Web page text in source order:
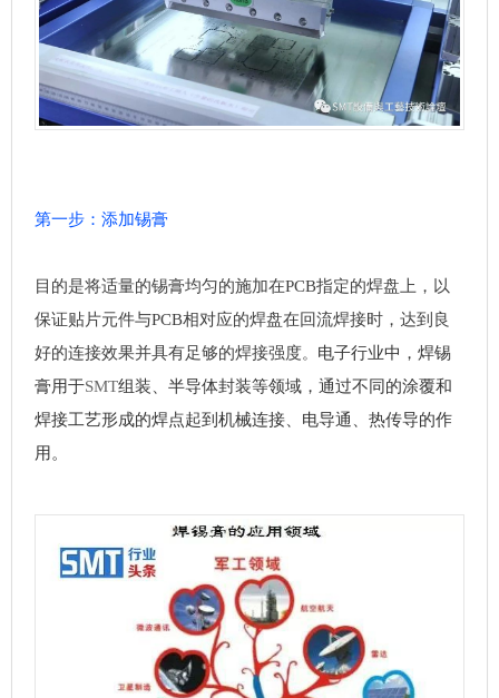
第一步：添加锡膏
目的是将适量的锡膏均匀的施加在PCB指定的焊盘上，以
保证贴片元件与PCB相对应的焊盘在回流焊接时，达到良
好的连接效果并具有足够的焊接强度。 电子行业中，焊锡
膏用于SMT组装、半导体封装等领域，通过不同的涂覆和
焊接工艺形成的焊点起到机械连接、电导通、热传导的作
用。